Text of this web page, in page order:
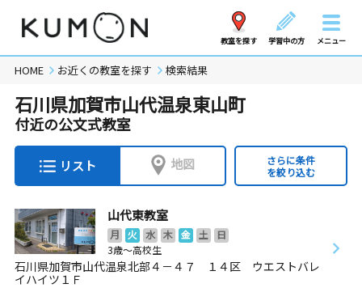
教室を探す 学習中の方 メニュー
HOME お近くの教室を探す 検索結果
石川県加賀市山代温泉東山町
付近の公文式教室
リスト 地図
さらに条件
を絞り込む
山代東教室
月 火 水 木 金 土
日
3歳～高校生
石川県加賀市山代温泉北部４－４７ １４区 ウエストバレ
イハイツ１Ｆ